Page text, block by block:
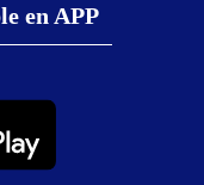
en APP